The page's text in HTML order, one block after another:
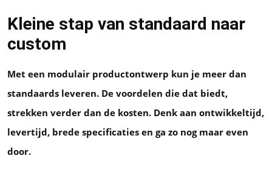
Kleine stap van standaard naar
custom
Met een modulair productontwerp kun je meer dan
standaards leveren. De voordelen die dat biedt,
strekken verder dan de kosten. Denk aan ontwikkeltijd,
levertijd, brede specificaties en ga zo nog maar even
door.